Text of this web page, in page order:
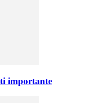
importante